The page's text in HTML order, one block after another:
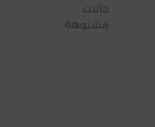
حالات
مشبوهة